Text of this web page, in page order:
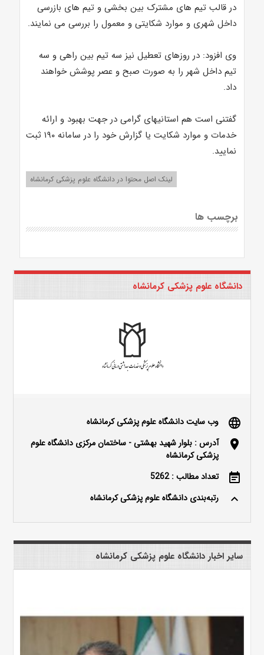
در قالب تیم های مشترک بین بخشی و تیم های بازرسی
داخل شهری و موارد شکایتی و معمول را بررسی می نمایند.
وی افزود: در روزهای تعطیل نیز سه تیم بین راهی و سه
تیم داخل شهر را به صورت صبح و عصر پوشش خواهند
داد.
گفتنی است هم استانیهای گرامی در جهت بهبود و ارائه
خدمات و موارد شکایت یا گزارش خود را در سامانه ۱۹۰ ثبت
نمایید.
لینک اصل محتوا در دانشگاه علوم پزشکی کرمانشاه
برچسب ها
دانشگاه علوم پزشکی کرمانشاه
language وب سایت دانشگاه علوم پزشکی کرمانشاه
location_on
آدرس : بلوار شهید بهشتی - ساختمان مرکزی دانشگاه علوم
پزشکی کرمانشاه
event_note تعداد مطالب : 5262
keyboard_arrow_up رتبه‌بندی دانشگاه علوم پزشکی کرمانشاه
سایر اخبار دانشگاه علوم پزشکی کرمانشاه